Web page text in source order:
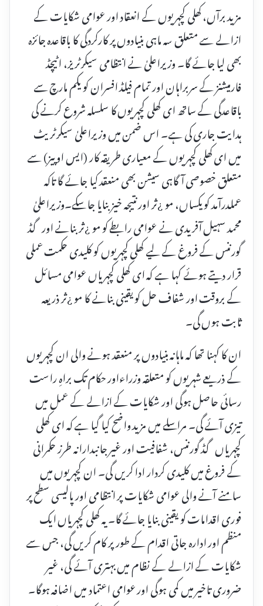
مزید برآں، کھلی کچہریوں کے انعقاد اور عوامی شکایات کے
ازالے سے متعلق سہ ماہی بنیادوں پر کارکردگی کا باقاعدہ جائزہ
بھی لیا جائے گا۔ وزیراعلیٰ نے انتظامی سیکرٹریز، اٹیچڈ
فارمیشنز کے سربراہان اور تمام فیلڈ افسران کو یکم مارچ سے
باقاعدگی کے ساتھ ای کھلی کچہریوں کا سلسلہ شروع کرنے کی
ہدایت جاری کی ہے۔ اس ضمن میں وزیراعلیٰ سیکرٹریٹ
میں ای کھلی کچہریوں کے معیاری طریقہ کار (ایس او پیز) سے
متعلق خصوصی آگاہی سیشن بھی منعقد کیا جائے گا تاکہ
عملدرآمد کو یکساں، مو ¿ثر اور نتیجہ خیز بنایا جا سکے۔وزیراعلیٰ
محمد سہیل آفریدی نے عوامی رابطے کو مو ¿ثر بنانے اور گڈ
گورننس کے فروغ کے لیے کھلی کچہریوں کو کلیدی حکمت عملی
قرار دیتے ہوئے کہا ہے کہ ای کھلی کچہریاں عوامی مسائل
کے بروقت اور شفاف حل کو یقینی بنانے کا مو ¿ثر ذریعہ
ثابت ہوں گی۔
ان کا کہنا تھا کہ ماہانہ بنیادوں پر منعقد ہونے والی ان کچہریوں
کے ذریعے شہریوں کو متعلقہ وزراءاور حکام تک براہِ راست
رسائی حاصل ہوگی اور شکایات کے ازالے کے عمل میں
تیزی آئے گی۔ مراسلے میں مزید واضح کیا گیا ہے کہ ای کھلی
کچہریاں گڈ گورننس، شفافیت اور غیر جانبدارانہ طرز حکمرانی
کے فروغ میں کلیدی کردار ادا کریں گی۔ ان کچہریوں میں
سامنے آنے والی عوامی شکایات پر انتظامی اور پالیسی سطح پر
فوری اقدامات کو یقینی بنایا جائے گا۔ یہ کھلی کچہریاں ایک
منظم اور ادارہ جاتی اقدام کے طور پر کام کریں گی، جس سے
شکایات کے ازالے کے نظام میں بہتری آئے گی، غیر
ضروری تاخیر میں کمی ہوگی اور عوامی اعتماد میں اضافہ ہوگا۔